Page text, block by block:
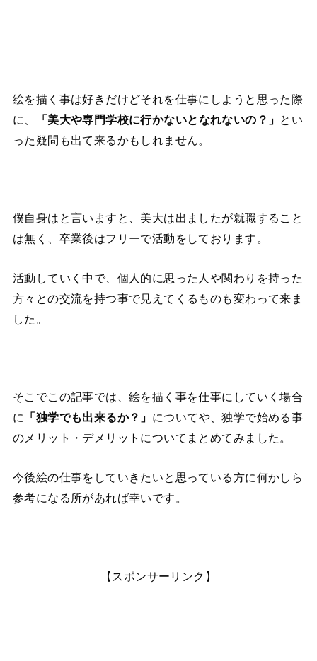
絵を描く事は好きだけどそれを仕事にしようと思った際
に、
「美大や専門学校に行かないとなれないの？」 とい
った疑問も出て来るかもしれません。
僕自身はと言いますと、美大は出ましたが就職すること
は無く、卒業後はフリーで活動をしております。
活動していく中で、個人的に思った人や関わりを持った
方々との交流を持つ事で見えてくるものも変わって来ま
した。
そこでこの記事では、絵を描く事を仕事にしていく場合
に
「独学でも出来るか？」 についてや、独学で始める事
のメリット・デメリットについてまとめてみました。
今後絵の仕事をしていきたいと思っている方に何かしら
参考になる所があれば幸いです。
【スポンサーリンク】